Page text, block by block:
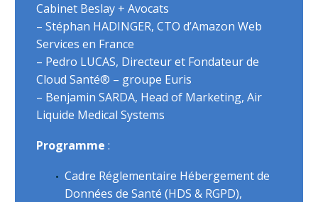
Cabinet Beslay + Avocats
– Stéphan HADINGER, CTO d’Amazon Web
Services en France
– Pedro LUCAS, Directeur et Fondateur de
Cloud Santé® – groupe Euris
– Benjamin SARDA, Head of Marketing, Air
Liquide Medical Systems
Programme :
Cadre Réglementaire Hébergement de
Données de Santé (HDS & RGPD),